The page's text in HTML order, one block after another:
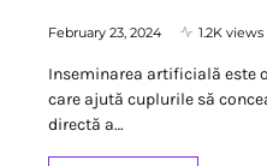
February 23, 2024 1.2K views
Inseminarea artificială este
care ajută cuplurile să
directă a…